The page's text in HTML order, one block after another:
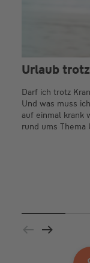
Urlaub
Darf ich trotz
Und was muss
auf einmal krank
rund ums Thema